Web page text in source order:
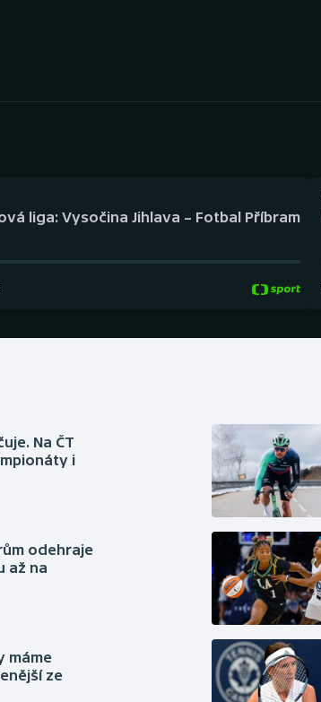
Plážový volejbal
liga: Vysočina Jihlava – Fotbal Příbram
Na ČT
i
odehraje
až na
máme
ze